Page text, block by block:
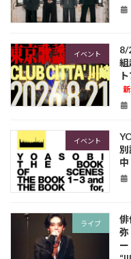
イベント
8/
組
イベント
中
ライブ
俳